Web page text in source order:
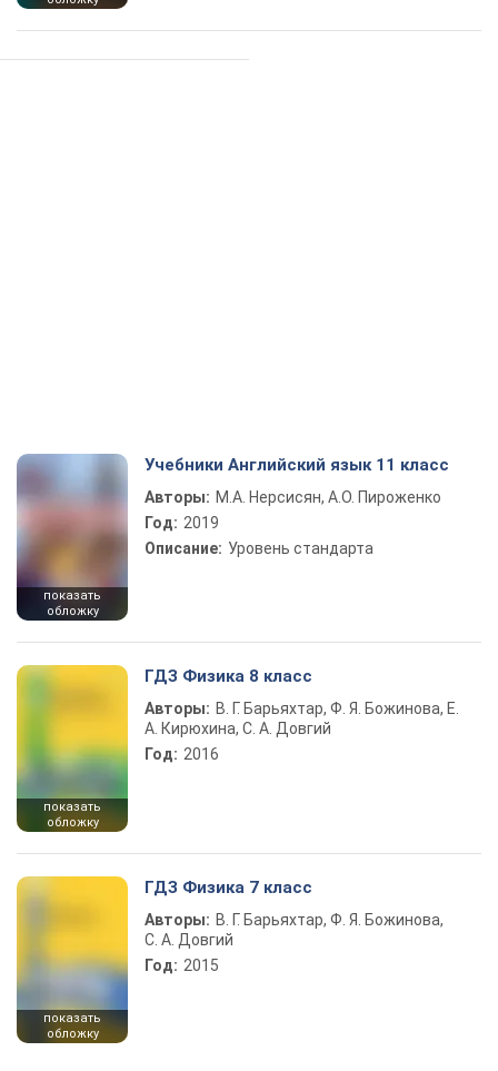
показать
обложку
Учебники Английский язык 11 класс
Авторы: М.А. Нерсисян, А.О. Пироженко
Год: 2019
Описание: Уровень стандарта
показать
обложку
ГДЗ Физика 8 класс
Авторы: В. Г. Барьяхтар, Ф. Я. Божинова, Е.
А. Кирюхина, С. А. Довгий
Год: 2016
показать
обложку
ГДЗ Физика 7 класс
Авторы: В. Г. Барьяхтар, Ф. Я. Божинова,
С. А. Довгий
Год: 2015